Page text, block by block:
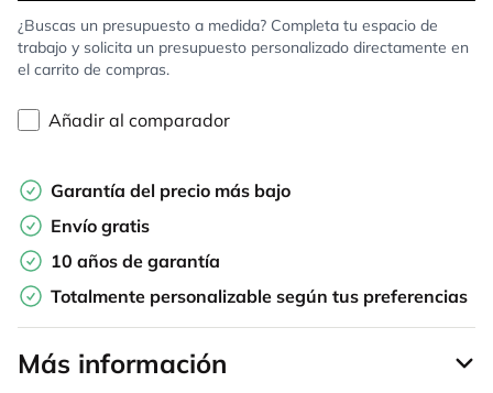
¿Buscas un presupuesto a medida? Completa tu espacio de
trabajo y solicita un presupuesto personalizado directamente en
el carrito de compras.
Añadir al comparador
Garantía del precio más bajo
Envío gratis
10 años de garantía
Totalmente personalizable según tus preferencias
Más información